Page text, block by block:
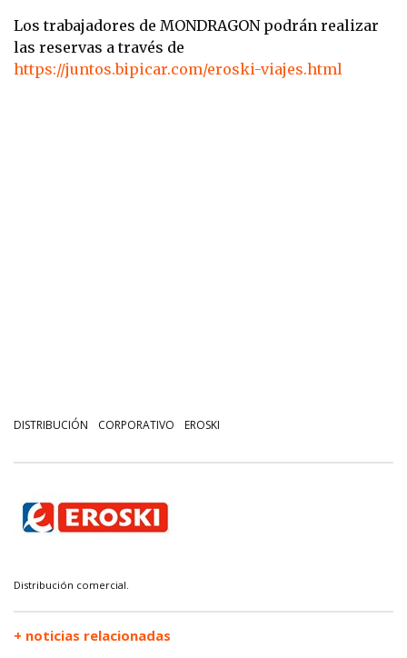
Los trabajadores de MONDRAGON podrán realizar
las reservas a través de
https://juntos.bipicar.com/eroski-viajes.html
DISTRIBUCIÓN CORPORATIVO EROSKI
Distribución comercial.
+ noticias relacionadas